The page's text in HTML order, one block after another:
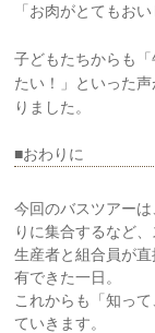
「お肉がとてもお
子どもたちからも
たい！」といった
りました。
■おわりに
今回のバスツアー
りに集合するなど
生産者と組合員が
有できた一日。
これからも「知っ
ていきます。